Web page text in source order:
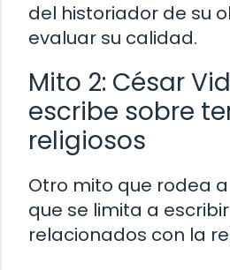
del historiador de su
evaluar su calidad.
Mito 2: César
escribe sobre
religiosos
Otro mito que rodea
que se limita a
relacionados con la